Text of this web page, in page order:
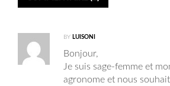
BY LUISONI
Bonjour,
Je suis sage-femme et
agronome et nous